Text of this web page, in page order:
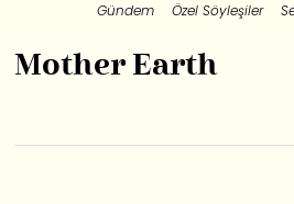
Gündem
Özel Söyleşiler
Mother Earth